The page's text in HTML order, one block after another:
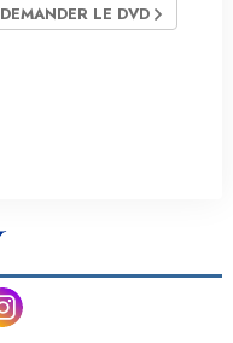
DEMANDER LE DVD